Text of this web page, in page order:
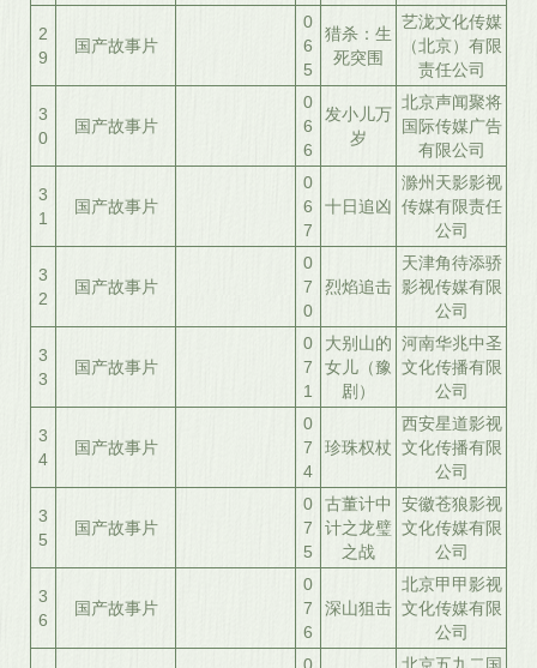
2
9
国产故事片
0
6
5
猎杀：生
死突围
艺泷文化传媒
（北京）有限
责任公司
3
0
国产故事片
0
6
6
发小儿万
岁
北京声闻聚将
国际传媒广告
有限公司
3
1
国产故事片
0
6
7
十日追凶
滁州天影影视
传媒有限责任
公司
3
2
国产故事片
0
7
0
烈焰追击
天津角待添骄
影视传媒有限
公司
3
3
国产故事片
0
7
1
大别山的
女儿（豫
剧）
河南华兆中圣
文化传播有限
公司
3
4
国产故事片
0
7
4
珍珠权杖
西安星道影视
文化传播有限
公司
3
5
国产故事片
0
7
5
古董计中
计之龙璧
之战
安徽苍狼影视
文化传媒有限
公司
3
6
国产故事片
0
7
6
深山狙击
北京甲甲影视
文化传媒有限
公司